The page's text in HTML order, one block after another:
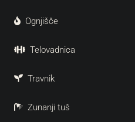
Ognjišče
Telovadnica
Travnik
Zunanji tuš